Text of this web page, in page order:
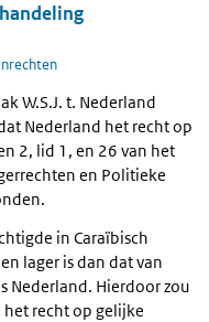
W.S.J. t. Nederland
Nederland het recht op
2, lid 1, en 26 van het
en Politieke
in Caraïbisch
lager is dan dat van
Nederland. Hierdoor zou
het recht op gelijke